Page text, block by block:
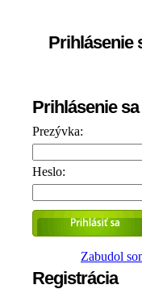
Prihlásenie
Prihlásenie sa
Prezývka:
Heslo:
Zabudol
Registrácia